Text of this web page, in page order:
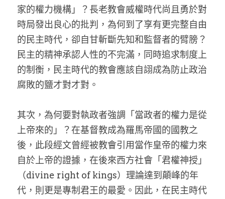
家的權力機構」？長老教會威權時代尚且勇於對
時局發出良心的批判，為何到了享有更完整自由
的民主時代，卻自甘斬斷先知和監督者的臂膀？
民主的精神承認人性的不完滿，同時追求制度上
的制衡，民主時代的教會應該自詡成為防止政治
腐敗的鹽才對才對。
其次，為何要對執政者強調「當政者的權力是從
上帝來的」？在基督教成為羅馬帝國的國教之
後，此段經文曾經被教會引用當作皇帝的權力來
自於上帝的證據，在後來西方社會「君權神授」
（divine right of kings）理論達到顛峰的年
代，則更是專制君王的最愛。因此，在民主時代